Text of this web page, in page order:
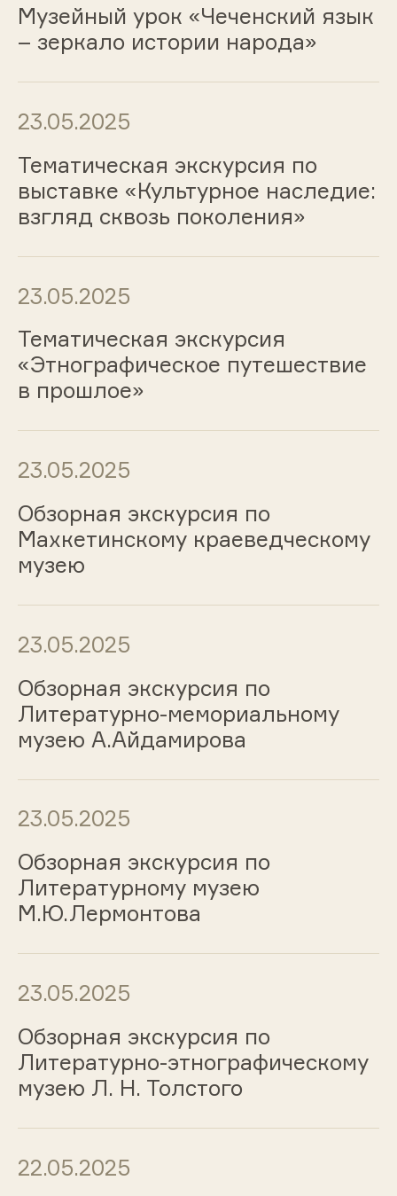
Музейный урок «Чеченский язык
– зеркало истории народа»
23.05.2025
Тематическая экскурсия по
выставке «Культурное наследие:
взгляд сквозь поколения»
23.05.2025
Тематическая экскурсия
«Этнографическое путешествие
в прошлое»
23.05.2025
Обзорная экскурсия по
Махкетинскому краеведческому
музею
23.05.2025
Обзорная экскурсия по
Литературно-мемориальному
музею А.Айдамирова
23.05.2025
Обзорная экскурсия по
Литературному музею
М.Ю.Лермонтова
23.05.2025
Обзорная экскурсия по
Литературно-этнографическому
музею Л. Н. Толстого
22.05.2025